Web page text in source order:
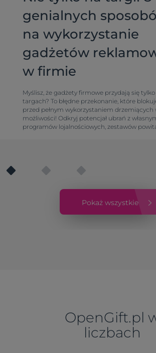
genialnych
na wykorzystanie
gadżetów
w firmie
Myślisz, że gadżety firmowe przydają się tylko
targach? To błędne przekonanie, które
przed pełnym wykorzystaniem drzemiących
możliwości! Odkryj potencjał ubrań z
programów lojalnościowych, zestawów
Pokaż wszystkie
OpenGift.pl
liczbach